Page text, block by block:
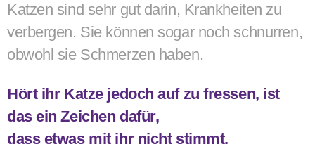
Nierendiät
Katzen sind sehr gut darin, Krankheiten zu
verbergen. Sie können sogar noch schnurren,
obwohl sie Schmerzen haben.
Hört ihr Katze jedoch auf zu fressen, ist
das ein Zeichen dafür,
dass etwas mit ihr nicht stimmt.